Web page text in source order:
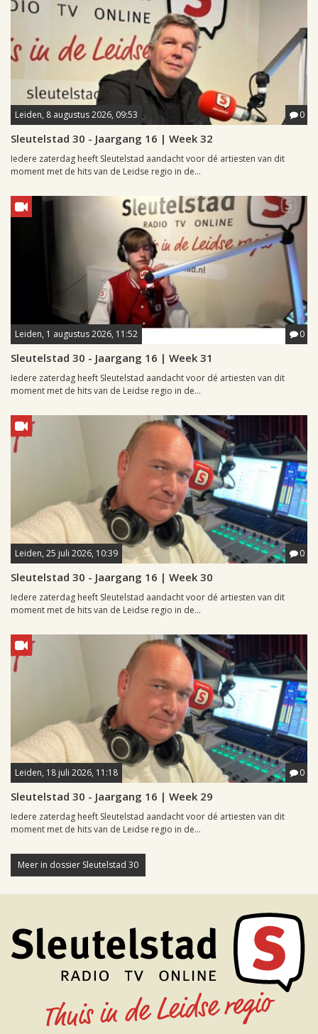
Leiden, 8 augustus 2026, 09:53 0
Sleutelstad 30 - Jaargang 16 | Week 32
Iedere zaterdag heeft Sleutelstad aandacht voor dé artiesten van dit
moment met de hits van de Leidse regio in de...
Leiden, 1 augustus 2026, 11:52 0
Sleutelstad 30 - Jaargang 16 | Week 31
Iedere zaterdag heeft Sleutelstad aandacht voor dé artiesten van dit
moment met de hits van de Leidse regio in de...
Leiden, 25 juli 2026, 10:39 0
Sleutelstad 30 - Jaargang 16 | Week 30
Iedere zaterdag heeft Sleutelstad aandacht voor dé artiesten van dit
moment met de hits van de Leidse regio in de...
Leiden, 18 juli 2026, 11:18 0
Sleutelstad 30 - Jaargang 16 | Week 29
Iedere zaterdag heeft Sleutelstad aandacht voor dé artiesten van dit
moment met de hits van de Leidse regio in de...
Meer in dossier Sleutelstad 30